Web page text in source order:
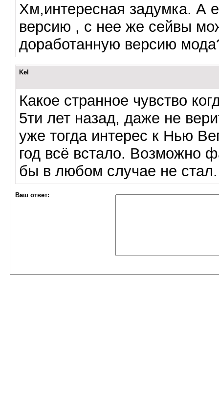
Хм,интересная задумка. А
версию , с нее же сейвы
доработанную версию
Kel
Какое странное чувство
5ти лет назад, даже не
уже тогда интерес к Нью
год всё встало. Возможно
бы в любом случае не стал.
Ваш ответ: